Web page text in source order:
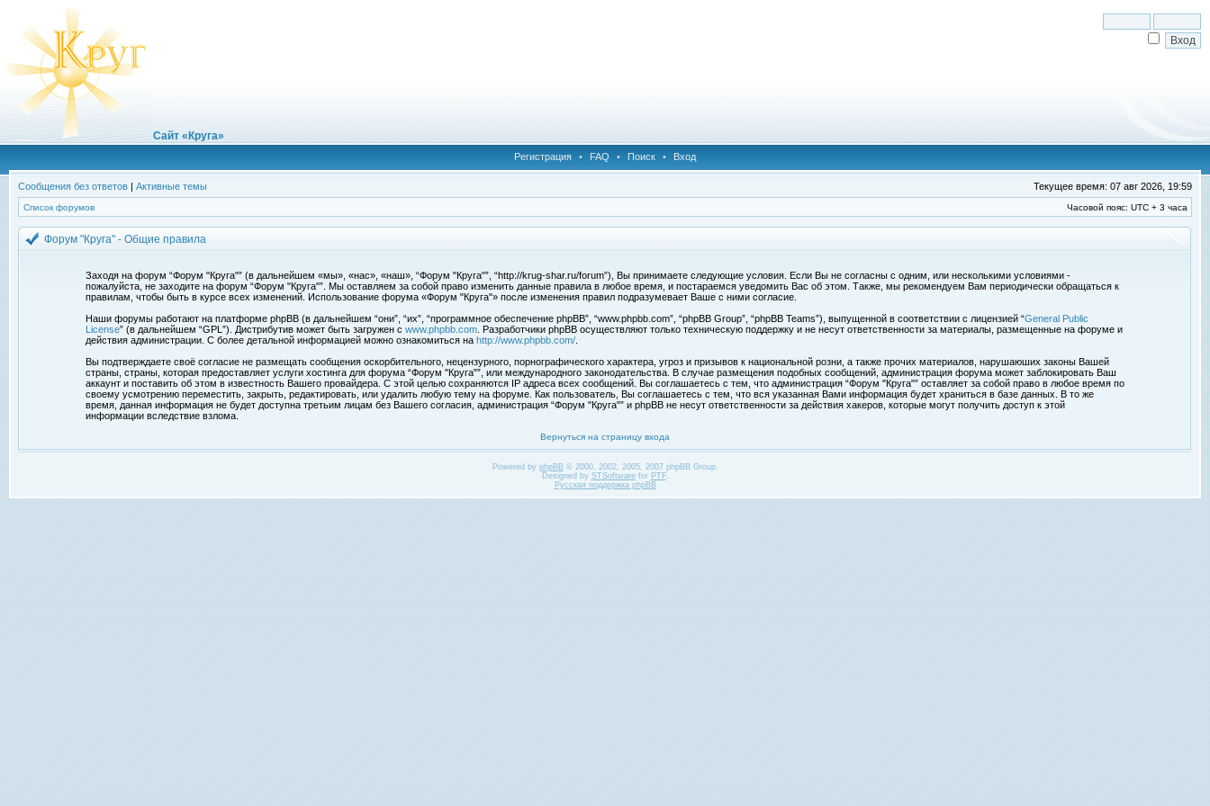
Сайт «Круга»
Регистрация • FAQ • Поиск • Вход
Сообщения без ответов | Активные темы Текущее время: 07 авг 2026, 19:59
Список форумов Часовой пояс: UTC + 3 часа
Форум "Круга" - Общие правила
Заходя на форум “Форум "Круга"” (в дальнейшем «мы», «нас», «наш», “Форум "Круга"”, “http://krug-shar.ru/forum”), Вы принимаете следующие условия. Если Вы не согласны с одним, или несколькими условиями -
пожалуйста, не заходите на форум “Форум "Круга"”. Мы оставляем за собой право изменить данные правила в любое время, и постараемся уведомить Вас об этом. Также, мы рекомендуем Вам периодически обращаться к
правилам, чтобы быть в курсе всех изменений. Использование форума «Форум "Круга"» после изменения правил подразумевает Ваше с ними согласие.
Наши форумы работают на платформе phpBB (в дальнейшем “они”, “их”, “программное обеспечение phpBB”, “www.phpbb.com”, “phpBB Group”, “phpBB Teams”), выпущенной в соответствии с лицензией “General Public
License” (в дальнейшем “GPL”). Дистрибутив может быть загружен с www.phpbb.com . Разработчики phpBB осуществляют только техническую поддержку и не несут ответственности за материалы, размещенные на форуме и
действия администрации. С более детальной информацией можно ознакомиться на http://www.phpbb.com/
Вы подтверждаете своё согласие не размещать сообщения оскорбительного, нецензурного, порнографического характера, угроз и призывов к национальной розни, а также прочих материалов, нарушаюших законы Вашей
страны, страны, которая предоставляет услуги хостинга для форума “Форум "Круга"”, или международного законодательства. В случае размещения подобных сообщений, администрация форума может заблокировать Ваш
аккаунт и поставить об этом в известность Вашего провайдера. С этой целью сохраняются IP адреса всех сообщений. Вы соглашаетесь с тем, что администрация “Форум "Круга"” оставляет за собой право в любое время по
своему усмотрению переместить, закрыть, редактировать, или удалить любую тему на форуме. Как пользователь, Вы соглашаетесь с тем, что вся указанная Вами информация будет храниться в базе данных. В то же
время, данная информация не будет доступна третьим лицам без Вашего согласия, администрация “Форум "Круга"” и phpBB не несут ответственности за действия хакеров, которые могут получить доступ к этой
информации вследствие взлома.
Вернуться на страницу входа
Powered by phpBB© 2000, 2002, 2005, 2007 phpBB Group.
Designed by STSoftwarefor PTF.
Русская поддержка phpBB